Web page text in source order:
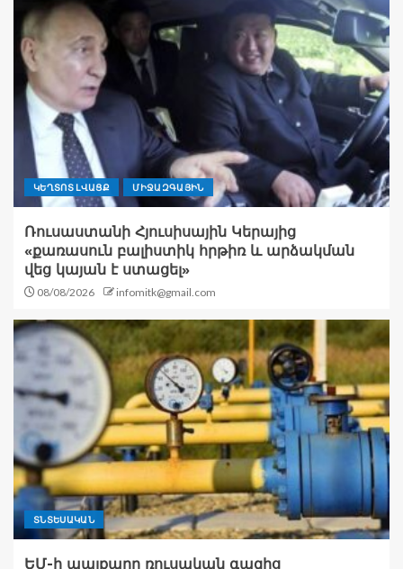
ԿԵՂՏՈՏ ԼՎԱՑՔ ՄԻՋԱԶԳԱՅԻՆ
Ռուսաստանի Հյուսիսային Կերայից
«քառասուն բալիստիկ հրթիռ և արձակման
վեց կայան է ստացել»
08/08/2026 infomitk@gmail.com
ՏՆՏԵՍԱԿԱՆ
ԵՄ-ի պայքարը ռուսական գազից